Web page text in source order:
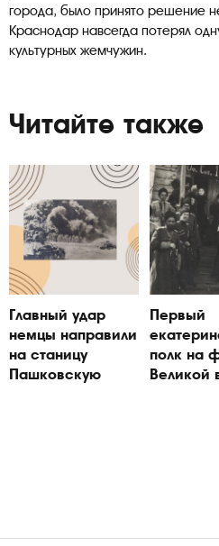
города, было принято решение
Краснодар навсегда потерял
культурных жемчужин.
Читайте также
Главный удар
немцы направили
на станицу
Пашковскую
Первый
полк на
Великой